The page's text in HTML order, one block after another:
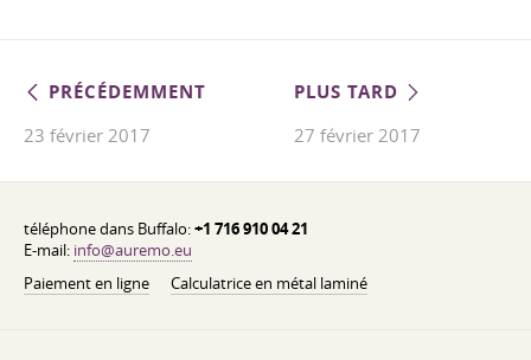
PRÉCÉDEMMENT
23 février 2017
PLUS TARD
27 février 2017
téléphone dans Buffalo:+1 716 910 04 21
E-mail: info@auremo.eu
Paiement en ligne
Calculatrice en métal laminé